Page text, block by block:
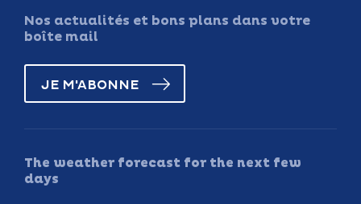
Nos actualités et bons plans dans votre
boîte mail
JE M'ABONNE
The weather forecast for the next few
days